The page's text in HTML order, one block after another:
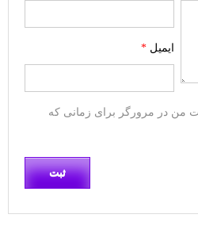
ایمیل *
من در مرورگر برای زمانی که